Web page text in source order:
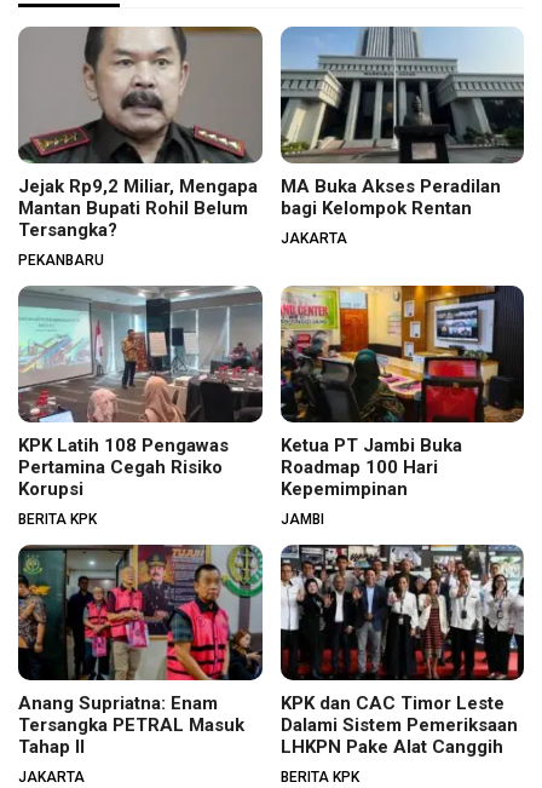
Jejak Rp9,2 Miliar, Mengapa
Mantan Bupati Rohil Belum
Tersangka?
PEKANBARU
MA Buka Akses Peradilan
bagi Kelompok Rentan
JAKARTA
KPK Latih 108 Pengawas
Pertamina Cegah Risiko
Korupsi
BERITA KPK
Ketua PT Jambi Buka
Roadmap 100 Hari
Kepemimpinan
JAMBI
Anang Supriatna: Enam
Tersangka PETRAL Masuk
Tahap II
JAKARTA
KPK dan CAC Timor Leste
Dalami Sistem Pemeriksaan
LHKPN Pake Alat Canggih
BERITA KPK